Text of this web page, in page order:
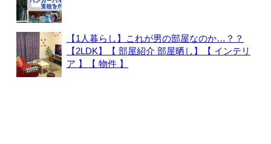
【1人暮らし】これが男の部屋なのか…？？
【2LDK】【 部屋紹介 部屋晒し】【 インテリ
ア 】【 物件 】